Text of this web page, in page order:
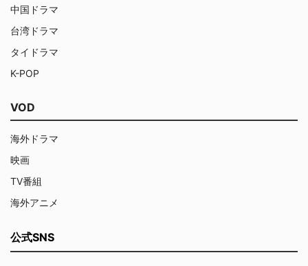
中国ドラマ
台湾ドラマ
タイドラマ
K-POP
VOD
海外ドラマ
映画
TV番組
海外アニメ
公式SNS